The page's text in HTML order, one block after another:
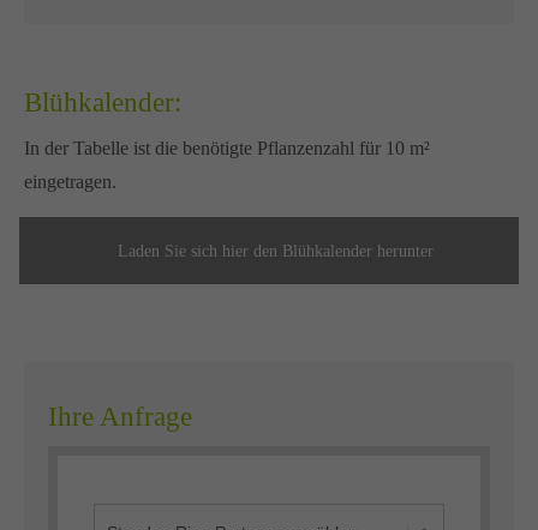
Blühkalender:
In der Tabelle ist die benötigte Pflanzenzahl für 10 m²
eingetragen.
Laden Sie sich hier den Blühkalender herunter
Ihre Anfrage